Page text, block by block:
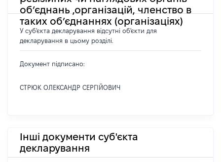
об’єднань ,організацій, членство в
таких об’єднаннях (організаціях)
У суб'єкта декларування відсутні об'єкти для
декларування в цьому розділі.
Документ підписано:
СТРЮК ОЛЕКСАНДР СЕРГІЙОВИЧ
Інші документи суб'єкта
декларування